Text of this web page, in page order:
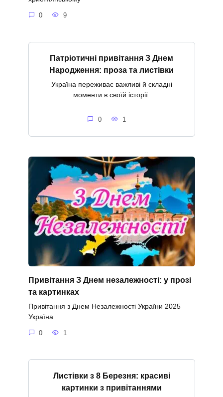
0 9
Патріотичні привітання З Днем
Народження: проза та листівки
Україна переживає важливі й складні
моменти в своїй історії.
0 1
Привітання З Днем незалежності: у прозі
та картинках
Привітання з Днем Незалежності України 2025
Україна
0 1
Листівки з 8 Березня: красиві
картинки з привітаннями